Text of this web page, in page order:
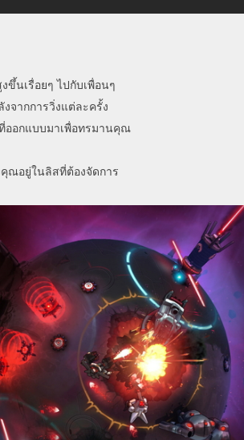
ขึ้นเรื่อยๆ ไปกับเพื่อนๆ
งจากการวิ่งแต่ละครั้ง
ออกแบบมาเพื่อทรมานคุณ
ณอยู่ในลิสที่ต้องจัดการ